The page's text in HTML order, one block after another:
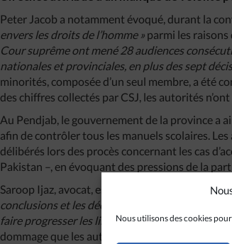
Nous utilisons des cookies
Peter Jacob a notamment évoqué, durant la
envers les droits de l’homme » parmi les
Cour suprême ont mené 28 audiences
nationales et provinciales, en plus des sept
minorités, composée d’un seul membre, a été
des chiffres collectés par CSJ, les autorités
Au Pendjab, le gouvernement de la province a
afin de contrôler tous les manuels scolaires.
délibérés lors des procès concernant les cas
Pakistan –, en évoquant des pressions de la
Saroop Ijaz, avocat, estime que le non-respect
conclusions et les décisions historiques
faire progresser les libertés religieuses afin de
dommage que les autorités n’aient pas su faire